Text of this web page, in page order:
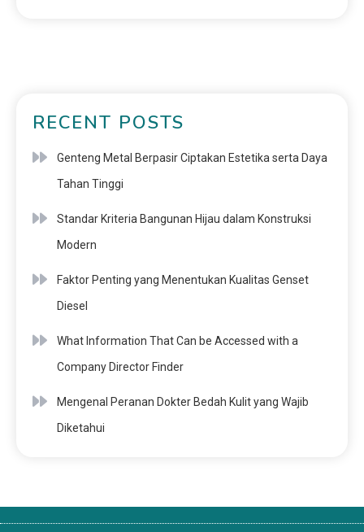
RECENT POSTS
Genteng Metal Berpasir Ciptakan Estetika serta Daya
Tahan Tinggi
Standar Kriteria Bangunan Hijau dalam Konstruksi
Modern
Faktor Penting yang Menentukan Kualitas Genset
Diesel
What Information That Can be Accessed with a
Company Director Finder
Mengenal Peranan Dokter Bedah Kulit yang Wajib
Diketahui